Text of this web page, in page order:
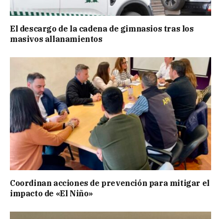
El descargo de la cadena de gimnasios tras los
masivos allanamientos
Coordinan acciones de prevención para mitigar el
impacto de «El Niño»